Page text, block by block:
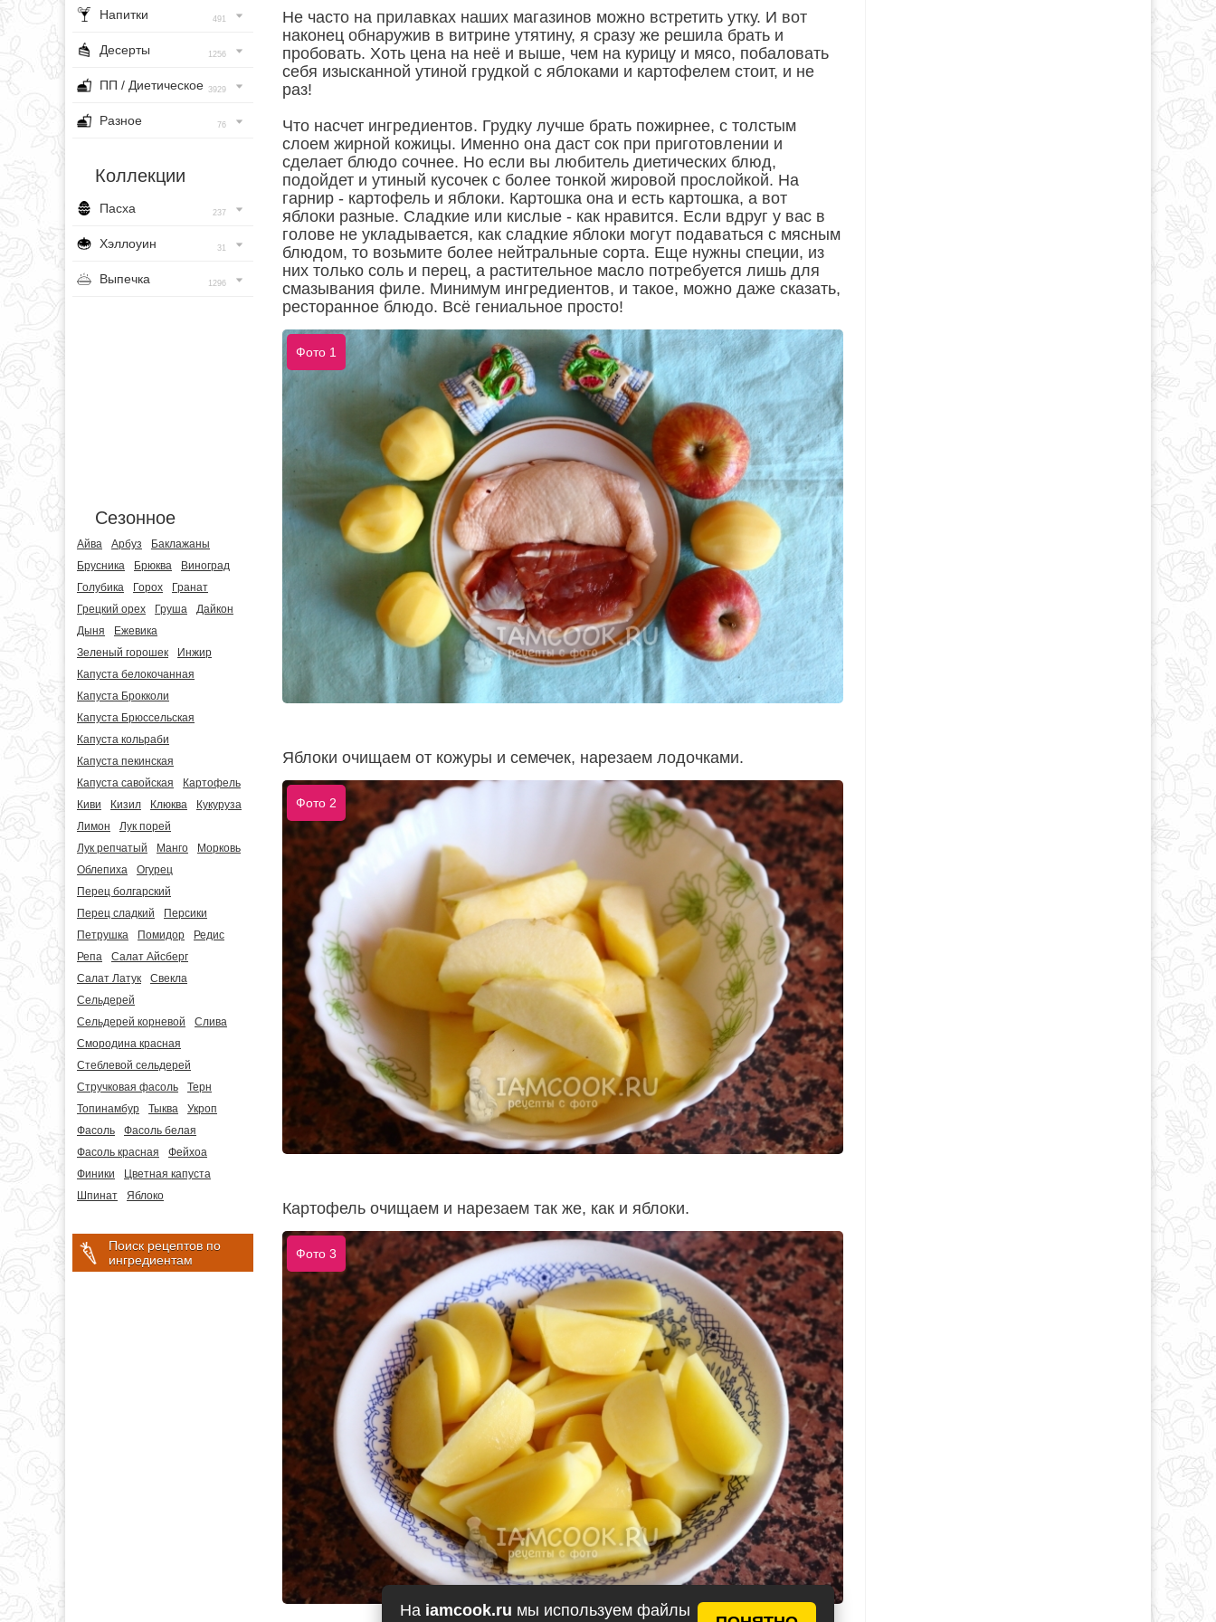
На iamcook.ru мы используем файлы
Напитки 491
Десерты 1256
ПП / Диетическое 3929
Разное 76
Коллекции
Пасха 237
Хэллоуин 31
Выпечка 1296
Сезонное
Айва Арбуз
Баклажаны
Брусника
Брюква
Виноград
Голубика
Горох
Гранат
Грецкий орех
Груша
Дайкон
Дыня
Ежевика
Зеленый горошек
Инжир
Капуста белокочанная
Капуста Брокколи
Капуста Брюссельская
Капуста кольраби
Капуста пекинская
Капуста савойская
Картофель
Киви
Кизил Клюква
Кукуруза
Лимон
Лук порей
Лук репчатый
Манго
Морковь
Облепиха
Огурец
Перец болгарский
Перец сладкий
Персики
Петрушка
Помидор
Редис
Репа
Салат Айсберг
Салат Латук
Свекла
Сельдерей
Сельдерей корневой
Слива
Смородина красная
Стеблевой сельдерей
Стручковая фасоль
Терн
Топинамбур
Тыква
Укроп
Фасоль
Фасоль белая
Фасоль красная
Фейхоа
Финики
Цветная капуста
Шпинат
Яблоко
Поиск рецептов по
ингредиентам
Не часто на прилавках наших магазинов можно встретить утку. И вот
наконец обнаружив в витрине утятину, я сразу же решила брать и
пробовать. Хоть цена на неё и выше, чем на курицу и мясо, побаловать
себя изысканной утиной грудкой с яблоками и картофелем стоит, и не
раз!
Что насчет ингредиентов. Грудку лучше брать пожирнее, с толстым
слоем жирной кожицы. Именно она даст сок при приготовлении и
сделает блюдо сочнее. Но если вы любитель диетических блюд,
подойдет и утиный кусочек с более тонкой жировой прослойкой. На
гарнир - картофель и яблоки. Картошка она и есть картошка, а вот
яблоки разные. Сладкие или кислые - как нравится. Если вдруг у вас в
голове не укладывается, как сладкие яблоки могут подаваться с мясным
блюдом, то возьмите более нейтральные сорта. Еще нужны специи, из
них только соль и перец, а растительное масло потребуется лишь для
смазывания филе. Минимум ингредиентов, и такое, можно даже сказать,
ресторанное блюдо. Всё гениальное просто!
Фото 1
Яблоки очищаем от кожуры и семечек, нарезаем лодочками.
Фото 2
Картофель очищаем и нарезаем так же, как и яблоки.
Фото 3